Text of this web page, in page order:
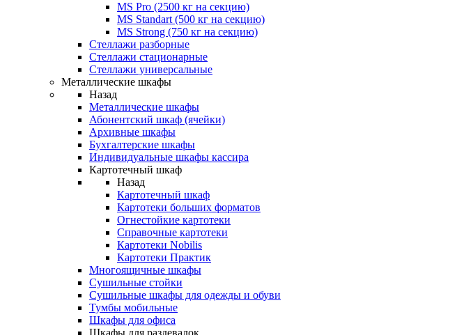
MS Pro (2500 кг на секцию)
MS Standart (500 кг на секцию)
MS Strong (750 кг на секцию)
Стеллажи разборные
Стеллажи стационарные
Стеллажи универсальные
Металлические шкафы
Назад
Металлические шкафы
Абонентский шкаф (ячейки)
Архивные шкафы
Бухгалтерские шкафы
Индивидуальные шкафы кассира
Картотечный шкаф
Назад
Картотечный шкаф
Картотеки больших форматов
Огнестойкие картотеки
Справочные картотеки
Картотеки Nobilis
Картотеки Практик
Многоящичные шкафы
Сушильные стойки
Сушильные шкафы для одежды и обуви
Тумбы мобильные
Шкафы для офиса
Шкафы для раздевалок